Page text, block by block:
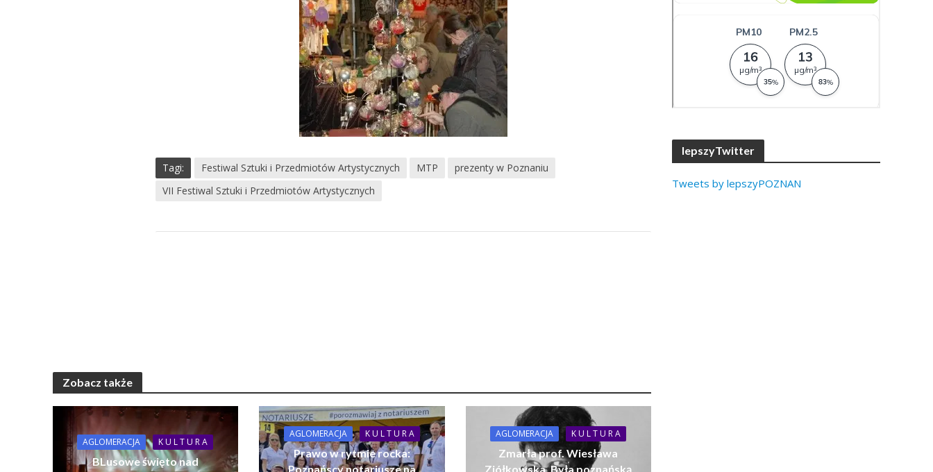
Tagi: Festiwal Sztuki i Przedmiotów Artystycznych MTP
prezenty w Poznaniu
VII Festiwal Sztuki i Przedmiotów Artystycznych
Zobacz także
AGLOMERACJA K U L T U R A
BLusowe święto nad
AGLOMERACJA K U L T U R A
Prawo w rytmie rocka:
Poznańscy notariusze na
AGLOMERACJA K U L T U R A
Zmarła prof. Wiesława
Ziółkowska. Była poznańską
lepszyTwitter
Tweets by lepszyPOZNAN